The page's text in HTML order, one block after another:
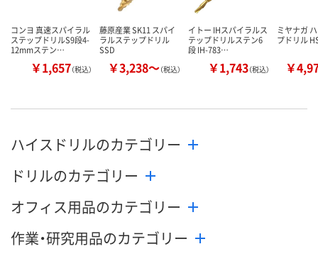
コンヨ 真速スパイラル
ステップドリルS9段4-
12mmステン…
￥1,657（税込）
藤原産業 SK11 スパイ
ラルステップドリル
SSD
￥3,238～（税込）
イトー IHスパイラルス
テップドリルステン6
段 IH-783…
￥1,743（税込）
ミヤナガ
プドリル
￥
ハイスドリルのカテゴリー
ドリルのカテゴリー
オフィス用品のカテゴリー
作業・研究用品のカテゴリー